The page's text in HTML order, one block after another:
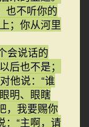
也不听你的
；你从河里
会说话的
后也不是；
他说：“谁
明、眼瞎
，我要赐你
：“主啊，请